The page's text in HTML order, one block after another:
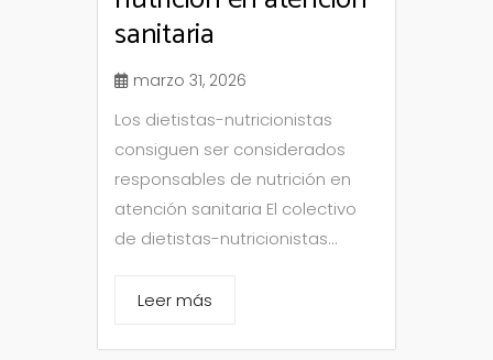
sanitaria
marzo 31, 2026
Los dietistas-nutricionistas
consiguen ser considerados
responsables de nutrición en
atención sanitaria El colectivo
de dietistas-nutricionistas...
Leer más